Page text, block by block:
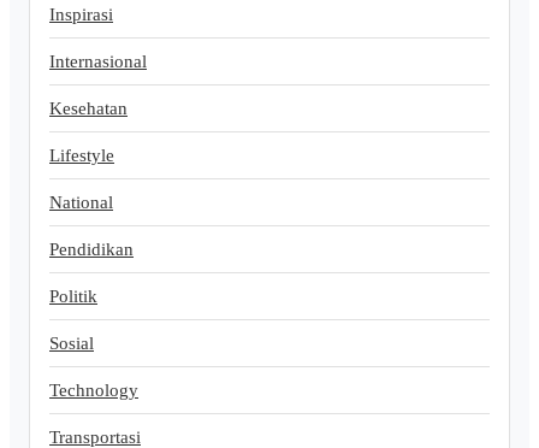
Inspirasi
Internasional
Kesehatan
Lifestyle
National
Pendidikan
Politik
Sosial
Technology
Transportasi